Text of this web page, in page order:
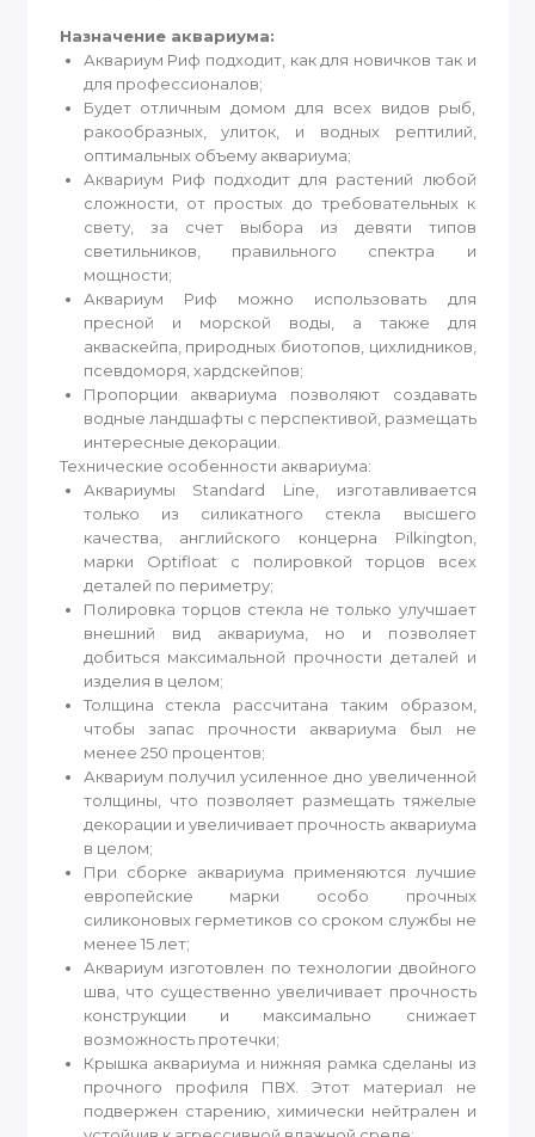
Назначение аквариума:
Аквариум Риф подходит, как для новичков так и
для профессионалов;
Будет отличным домом для всех видов рыб,
ракообразных, улиток, и водных рептилий,
оптимальных объему аквариума;
Аквариум Риф подходит для растений любой
сложности, от простых до требовательных к
свету, за счет выбора из девяти типов
светильников, правильного спектра и
мощности;
Аквариум Риф можно использовать для
пресной и морской воды, а также для
акваскейпа, природных биотопов, цихлидников,
псевдоморя, хардскейпов;
Пропорции аквариума позволяют создавать
водные ландшафты с перспективой, размещать
интересные декорации.
Технические особенности аквариума:
Аквариумы Standard Line, изготавливается
только из силикатного стекла высшего
качества, английского концерна Pilkington,
марки Optifloat с полировкой торцов всех
деталей по периметру;
Полировка торцов стекла не только улучшает
внешний вид аквариума, но и позволяет
добиться максимальной прочности деталей и
изделия в целом;
Толщина стекла рассчитана таким образом,
чтобы запас прочности аквариума был не
менее 250 процентов;
Аквариум получил усиленное дно увеличенной
толщины, что позволяет размещать тяжелые
декорации и увеличивает прочность аквариума
в целом;
При сборке аквариума применяются лучшие
европейские марки особо прочных
силиконовых герметиков со сроком службы не
менее 15 лет;
Аквариум изготовлен по технологии двойного
шва, что существенно увеличивает прочность
конструкции и максимально снижает
возможность протечки;
Крышка аквариума и нижняя рамка сделаны из
прочного профиля ПВХ. Этот материал не
подвержен старению, химически нейтрален и